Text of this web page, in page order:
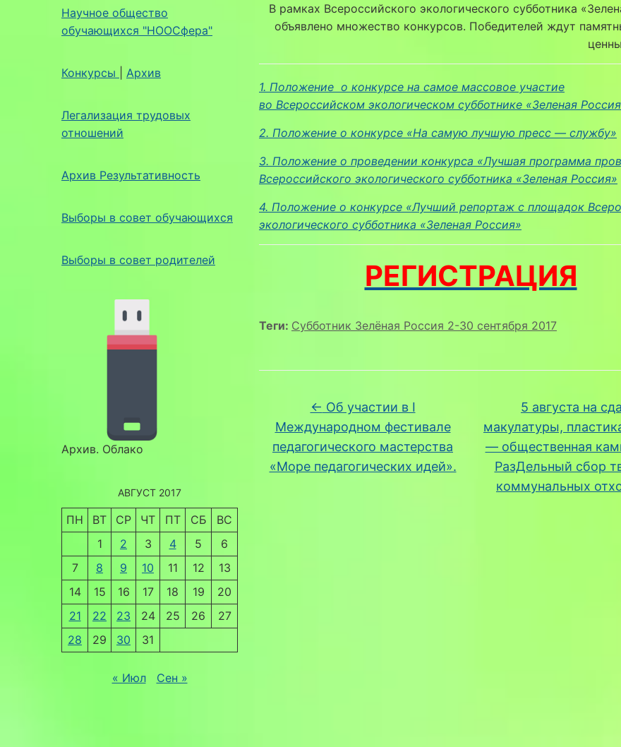
Научное общество
обучающихся "НООСфера"
Конкурсы Архив
Легализация трудовых
отношений
Архив Результативность
Выборы в совет обучающихся
Выборы в совет родителей
Архив. Облако
АВГУСТ 2017
ПН ВТ СР ЧТ ПТ СБ
ВС
1
2 3 4 5
6
7
8 9 10 11 12
13
14
15 16 17 18 19
20
21
22 23 24 25 26
27
28
29 30 31
« Июл Сен »
В рамках Всероссийского экологического субботника
объявлено множество конкурсов. Победителей ждут
1. Положение о конкурсе на самое массовое участие
во Всероссийском экологическом субботнике «Зеленая
2. Положение о конкурсе «На самую лучшую пресс — службу»
3. Положение о проведении конкурса «Лучшая программа
Всероссийского экологического субботника «Зеленая Россия»
4. Положение о конкурсе «Лучший репортаж с площадок
экологического субботника «Зеленая Россия»
РЕГИСТРАЦИЯ
Теги: Субботник Зелёная Россия 2-30 сентября 2017
← Об участии в I
Международном фестивале
педагогического мастерства
«Море педагогических идей».
5 августа на
макулатуры,
— общественная
РазДельный сбор
коммунальных